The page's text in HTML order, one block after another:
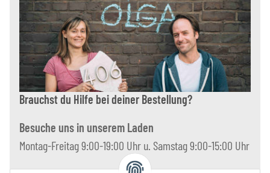
Brauchst du Hilfe bei deiner Bestellung?
Besuche uns in unserem Laden
Montag-Freitag 9:00-19:00 Uhr u. Samstag 9:00-15:00 Uhr